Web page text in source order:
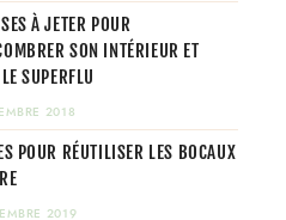
À JETER POUR
SON INTÉRIEUR ET
SUPERFLU
2018
POUR RÉUTILISER LES BOCAUX
2019